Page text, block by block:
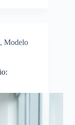
, Modelo